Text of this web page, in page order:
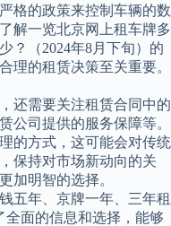
格的政策来控制车辆的数
解一览北京网上租车牌多
？（2024年8月下旬）的
理的租赁决策至关重要。
还需要关注租赁合同中的
公司提供的服务保障等。
的方式，这可能会对传统
保持对市场新动向的关
加明智的选择。
五年、京牌一年、三年租
全面的信息和选择，能够